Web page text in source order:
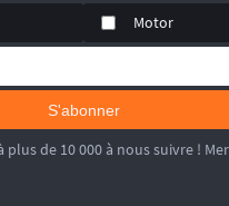
Motor
S'abonner
plus de 10 000 à nous suivre !